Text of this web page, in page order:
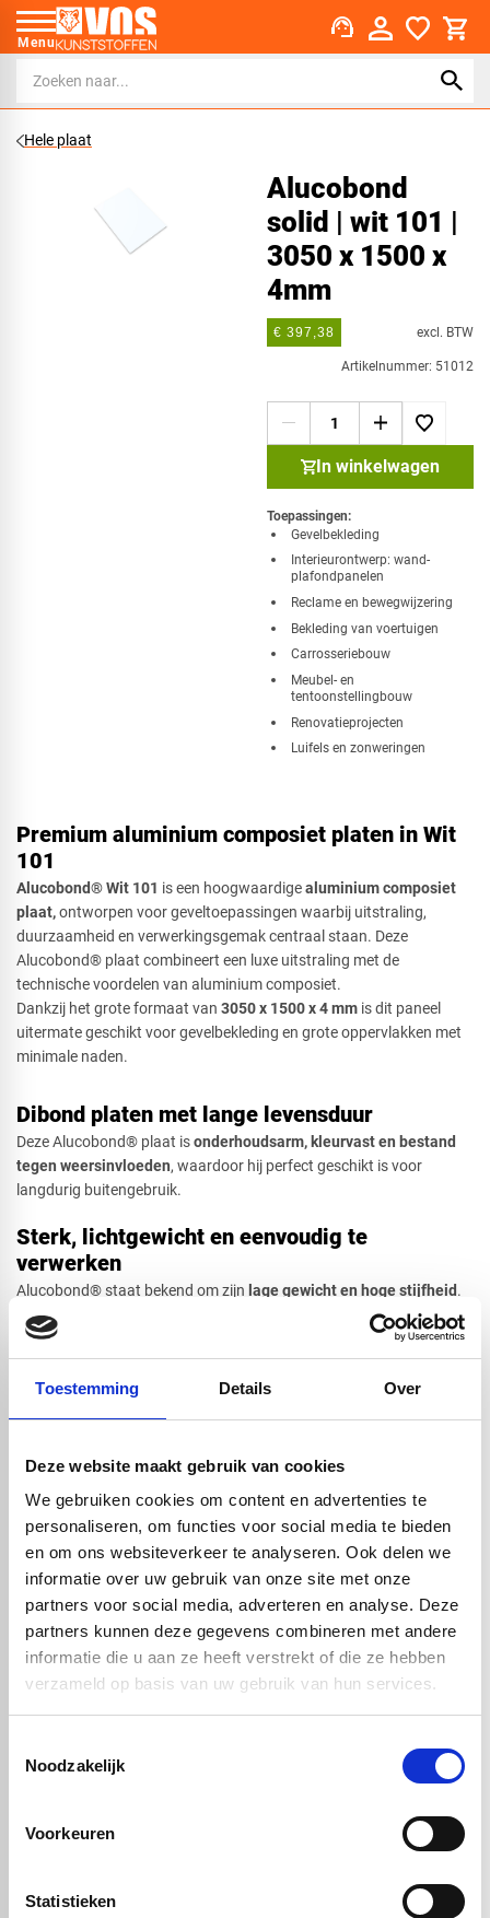
Toestemming Details Over
Deze website maakt gebruik van cookies
We gebruiken cookies om content en advertenties te
personaliseren, om functies voor social media te bieden
en om ons websiteverkeer te analyseren. Ook delen we
informatie over uw gebruik van onze site met onze
partners voor social media, adverteren en analyse. Deze
partners kunnen deze gegevens combineren met andere
informatie die u aan ze heeft verstrekt of die ze hebben
verzameld op basis van uw gebruik van hun services.
Noodzakelijk
Voorkeuren
Statistieken
Menu support_agent
Hele plaat
Alucobond
solid | wit 101 |
3050 x 1500 x
4mm
€ 397,38 excl. BTW
Artikelnummer: 51012
In winkelwagen
Toepassingen:
​Gevelbekleding
Interieurontwerp: wand-
plafondpanelen
Reclame en bewegwijzering
Bekleding van voertuigen
Carrosseriebouw
Meubel- en
tentoonstellingbouw
Renovatieprojecten
Luifels en zonweringen
Premium aluminium composiet platen in Wit
101
Alucobond® Wit 101 is een hoogwaardigealuminium composiet
plaat,ontworpen voor geveltoepassingen waarbij uitstraling,
duurzaamheid en verwerkingsgemak centraal staan. Deze
Alucobond® plaat combineert een luxe uitstraling met de
technische voordelen van aluminium composiet.
Dankzij het grote formaat van 3050 x 1500 x 4 mm is dit paneel
uitermate geschikt voor gevelbekleding en grote oppervlakken met
minimale naden.
Dibond platen met lange levensduur
Deze Alucobond® plaat isonderhoudsarm, kleurvast en bestand
tegen weersinvloeden, waardoor hij perfect geschikt is voor
langdurig buitengebruik.
Sterk, lichtgewicht en eenvoudig te
verwerken
Alucobond® staat bekend om zijn lage gewicht en hoge stijfheid.
De panelen zijn eenvoudig te zagen, frezen, boren en verlijmen, wat
ze ideaal maakt voor maatwerk, gevelsystemen en creatieve
ontwerpen. De uitstekende vlakheid zorgt voor een strak en
professioneel eindresultaat.
Deze aluminium composiet plaat isUV-bestendig, weerbestendig
en vormvast, waardoor hij breed inzetbaar is voor zowel interieur-
als exterieurprojecten.
Alucobond® wit 101 is de perfecte keuze voor wie een duurzame,
esthetische en technisch hoogwaardige gevel- of interieurplaat
zoekt met een luxe uitstraling.
Handig om er bij te kopen